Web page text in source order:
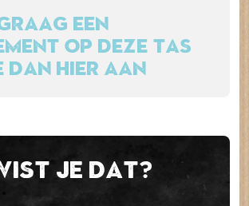
een
op deze tas
dan hier aan
je dat?